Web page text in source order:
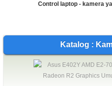
Control laptop - kamera
Katalog :